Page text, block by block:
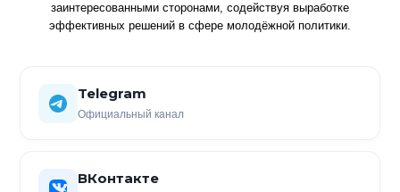
заинтересованными сторонами, содействуя выработке
эффективных решений в сфере молодёжной политики.
Telegram
Официальный канал
ВКонтакте